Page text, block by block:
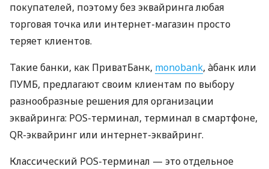
покупателей, поэтому без эквайринга любая
торговая точка или интернет-магазин просто
теряет клиентов.
Такие банки, как ПриватБанк, monobank, àбанк или
ПУМБ, предлагают своим клиентам по выбору
разнообразные решения для организации
эквайринга: POS-терминал, терминал в смартфоне,
QR-эквайринг или интернет-эквайринг.
Классический POS-терминал — это отдельное